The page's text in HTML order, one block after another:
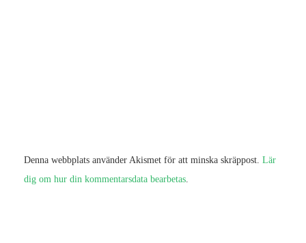
Denna webbplats använder Akismet för att minska skräppost. Lär
dig om hur din kommentarsdata bearbetas.